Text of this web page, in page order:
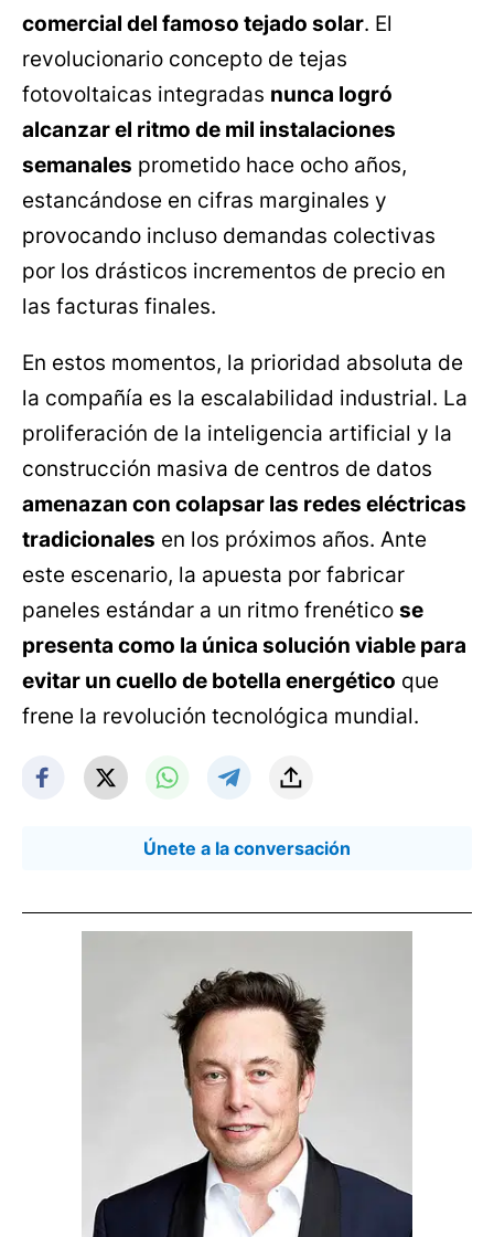
comercial del famoso tejado solar. El
revolucionario concepto de tejas
fotovoltaicas integradas nunca logró
alcanzar el ritmo de mil instalaciones
semanales prometido hace ocho años,
estancándose en cifras marginales y
provocando incluso demandas colectivas
por los drásticos incrementos de precio en
las facturas finales.
En estos momentos, la prioridad absoluta de
la compañía es la escalabilidad industrial. La
proliferación de la inteligencia artificial y la
construcción masiva de centros de datos
amenazan con colapsar las redes eléctricas
tradicionales en los próximos años. Ante
este escenario, la apuesta por fabricar
paneles estándar a un ritmo frenético se
presenta como la única solución viable para
evitar un cuello de botella energético que
frene la revolución tecnológica mundial.
Únete a la conversación